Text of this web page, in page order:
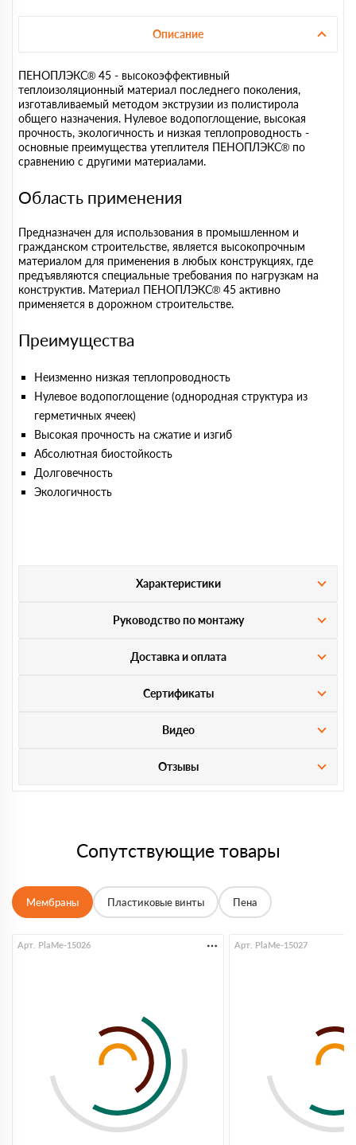
Описание
ПЕНОПЛЭКС® 45 - высокоэффективный
теплоизоляционный материал последнего поколения,
изготавливаемый методом экструзии из полистирола
общего назначения. Нулевое водопоглощение, высокая
прочность, экологичность и низкая теплопроводность -
основные преимущества утеплителя ПЕНОПЛЭКС® по
сравнению с другими материалами.
Область применения
Предназначен для использования в промышленном и
гражданском строительстве, является высокопрочным
материалом для применения в любых конструкциях, где
предъявляются специальные требования по нагрузкам на
конструктив. Материал ПЕНОПЛЭКС® 45 активно
применяется в дорожном строительстве.
Преимущества
Неизменно низкая теплопроводность
Нулевое водопоглощение (однородная структура из
герметичных ячеек)
Высокая прочность на сжатие и изгиб
Абсолютная биостойкость
Долговечность
Экологичность
Характеристики
Руководство по монтажу
Доставка и оплата
Сертификаты
Видео
Отзывы
Сопутствующие товары
Мембраны Пластиковые винты Пена
Арт. PlaMe-15026 Арт. PlaMe-15027